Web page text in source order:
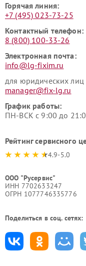
Горячая линия:
+7 (495) 023-73-25
Контактный телефон:
8 (800) 100-33-26
Электронная почта:
info@lg-fixim.ru
для юридических лиц
manager@fix-lg.ru
График работы:
ПН-ВСК с 9:00 до
Рейтинг сервисного
4.9-5.0
ООО "Русервис"
ИНН 7702633247
ОГРН 1077746335776
Поделиться в соц. сетях: